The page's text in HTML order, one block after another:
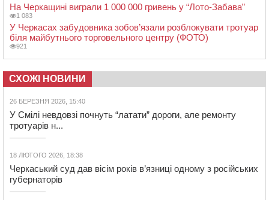
На Черкащині виграли 1 000 000 гривень у “Лото-Забава”
1 083
У Черкасах забудовника зобов’язали розблокувати тротуар
біля майбутнього торговельного центру (ФОТО)
921
СХОЖІ НОВИНИ
26 БЕРЕЗНЯ 2026, 15:40
У Смілі невдовзі почнуть “латати” дороги, але ремонту
тротуарів н...
18 ЛЮТОГО 2026, 18:38
Черкаський суд дав вісім років в’язниці одному з російських
губернаторів